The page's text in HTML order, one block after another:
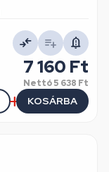
7 160 Ft
Nettó5 638 Ft
KOSÁRBA